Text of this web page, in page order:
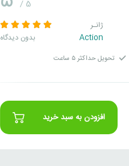
ژانـر
Action
/ 5
بدون دیدگاه
تحویل حداکثر ۵ ساعت
افزودن به سبد خرید